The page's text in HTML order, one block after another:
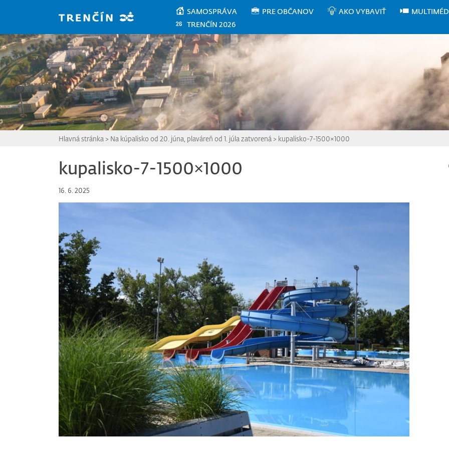
SAMOSPRÁVA PRE OBČANOV AKO VYBAVIŤ
TRENČÍN 2026
Hlavná stránka > Na kúpalisko od 20. júna, plaváreň od 1. júla zatvorená > kupalisko-7-1500×1000
kupalisko-7-1500×1000
16. 6. 2025